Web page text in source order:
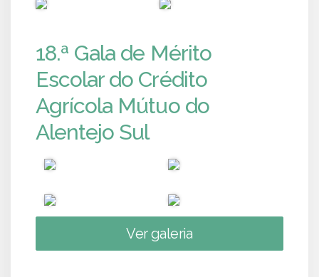
18.ª Gala de Mérito
Escolar do Crédito
Agrícola Mútuo do
Alentejo Sul
Ver galeria